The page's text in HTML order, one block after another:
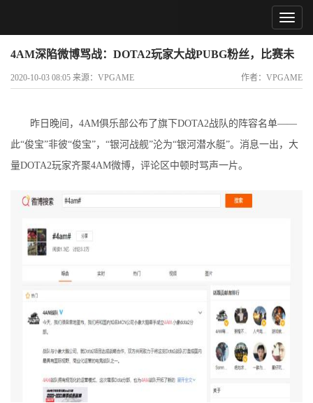
4AM深陷微博骂战：DOTA2玩家大战PUBG粉丝，比赛未
打流量拉满！
2020-10-03 08:05 来源：VPGAME 作者：VPGAME
昨日晚间，4AM俱乐部公布了旗下DOTA2战队的阵容名单——
此“俊宝”非彼“俊宝”，“银河战舰”沦为“银河潜水艇”。消息一出，大
量DOTA2玩家齐聚4AM微博，评论区中顿时骂声一片。